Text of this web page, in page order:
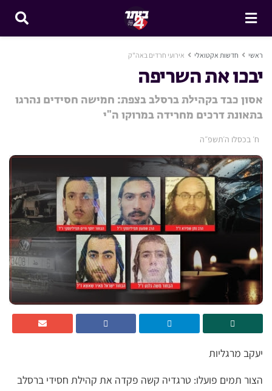
ראשי חדשות אקטואלי אירועי חרדים באה"ק
יבכו את השריפה
אסון כבד בקהילת ברסלב בצפת: חמישה חסידים נהרגו
בתאונת דרכים מחרידה במרוקו ה"י
ח׳ בכסלו ה׳תשפ״ה
יעקב מרגליות
הצור תמים פועלו: טרגדיה קשה פקדה את קהילת חסידי ברסלב